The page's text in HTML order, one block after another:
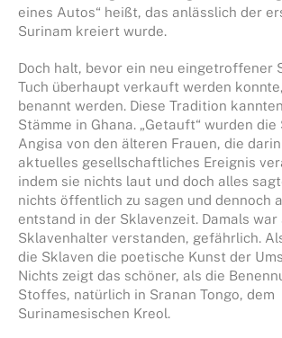
eines Autos“ heißt, das anlässlich der
Surinam kreiert wurde.
Doch halt, bevor ein neu eingetroffener
Tuch überhaupt verkauft werden
benannt werden. Diese Tradition
Stämme in Ghana. „Getauft“ wurden
Angisa von den älteren Frauen, die
aktuelles gesellschaftliches Ereignis
indem sie nichts laut und doch alles
nichts öffentlich zu sagen und dennoch
entstand in der Sklavenzeit. Damals war
Sklavenhalter verstanden, gefährlich.
die Sklaven die poetische Kunst der
Nichts zeigt das schöner, als die
Stoffes, natürlich in Sranan Tongo, dem
Surinamesischen Kreol.